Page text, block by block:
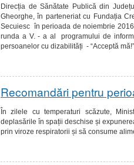
Direcția de Sănătate Publică din
Gheorghe, în parteneriat cu Fundația
Secuiesc în perioada de noiembrie
runda a V. - a al programului de
persoanelor cu dizabilități - “Acceptă
Recomandări pentru
În zilele cu temperaturi scăzute,
deplasările în spații deschise și
prin viroze respiratorii și să consume